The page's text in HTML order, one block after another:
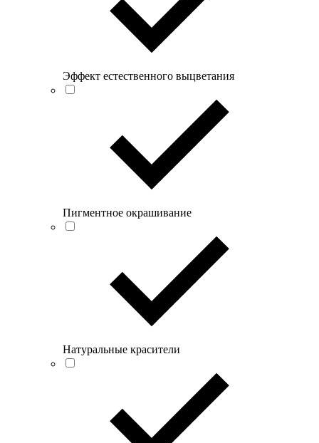
Эффект естественного выцветания
Пигментное окрашивание
Натуральные красители